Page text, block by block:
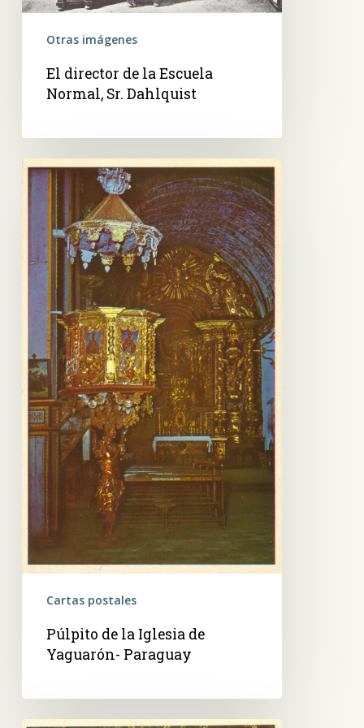
Otras imágenes
El director de la Escuela
Normal, Sr. Dahlquist
Púlpito
de
la
Iglesia
Yaguarón-
Paraguay
Cartas postales
Púlpito de la Iglesia de
Yaguarón- Paraguay